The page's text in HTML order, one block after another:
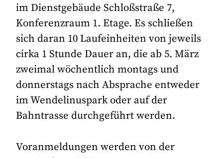
im Dienstgebäude Schloßstraße 7,
Konferenzraum 1. Etage. Es schließen
sich daran 10 Laufeinheiten von jeweils
cirka 1 Stunde Dauer an, die ab 5. März
zweimal wöchentlich montags und
donnerstags nach Absprache entweder
im Wendelinuspark oder auf der
Bahntrasse durchgeführt werden.
Voranmeldungen werden von der